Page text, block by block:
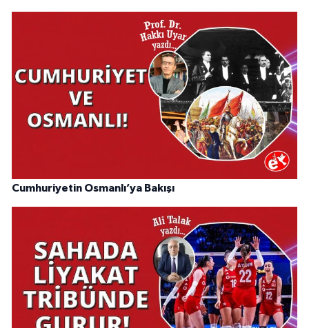
Cumhuriyetin Osmanlı’ya Bakışı